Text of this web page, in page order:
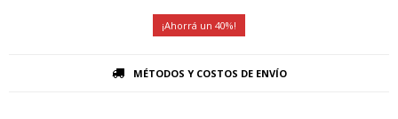
40
MÉTODOS Y COSTOS DE ENVÍO